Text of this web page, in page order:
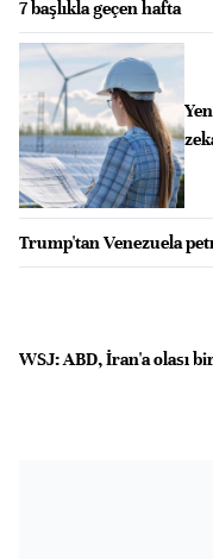
7 başlıkla geçen hafta
Trump'tan Venezuela
WSJ: ABD, İran'a olası